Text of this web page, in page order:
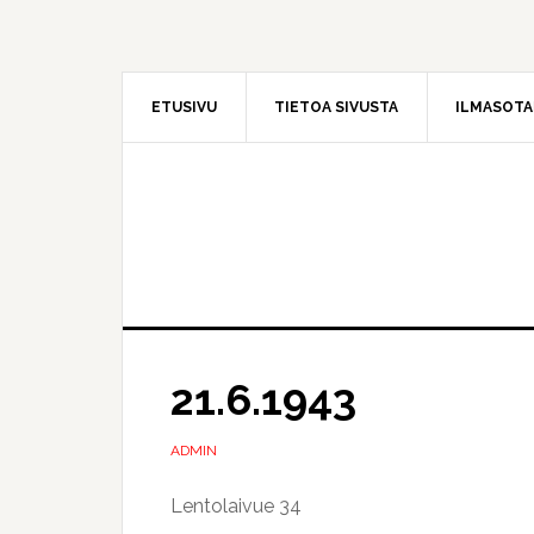
ETUSIVU TIETOA SIVUSTA
21.6.1943
ADMIN
Lentolaivue 34